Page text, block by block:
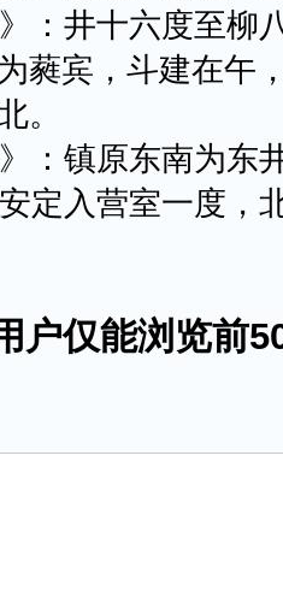
井十六度至柳
蕤宾，斗建在午
。
镇原东南为东
入营室一度，
户仅能浏览前